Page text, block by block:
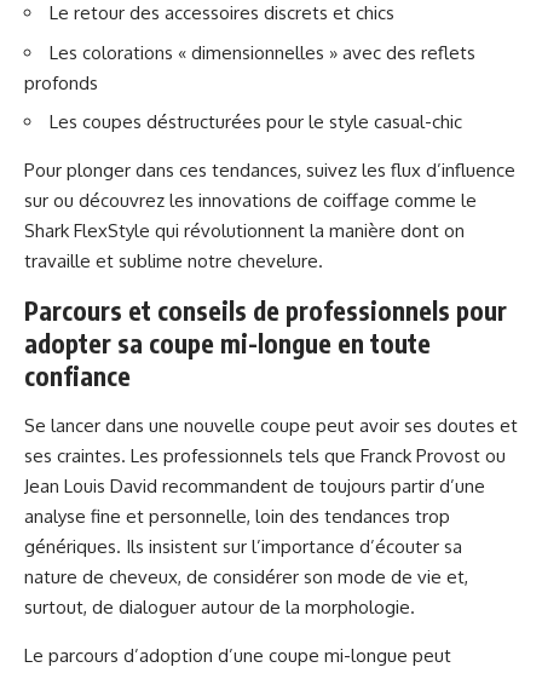
Le retour des accessoires discrets et chics
Les colorations « dimensionnelles » avec des reflets
profonds
Les coupes déstructurées pour le style casual-chic
Pour plonger dans ces tendances, suivez les flux d’influence
sur ou découvrez les innovations de coiffage comme le
Shark FlexStyle qui révolutionnent la manière dont on
travaille et sublime notre chevelure.
Parcours et conseils de professionnels pour
adopter sa coupe mi-longue en toute
confiance
Se lancer dans une nouvelle coupe peut avoir ses doutes et
ses craintes. Les professionnels tels que Franck Provost ou
Jean Louis David recommandent de toujours partir d’une
analyse fine et personnelle, loin des tendances trop
génériques. Ils insistent sur l’importance d’écouter sa
nature de cheveux, de considérer son mode de vie et,
surtout, de dialoguer autour de la morphologie.
Le parcours d’adoption d’une coupe mi-longue peut